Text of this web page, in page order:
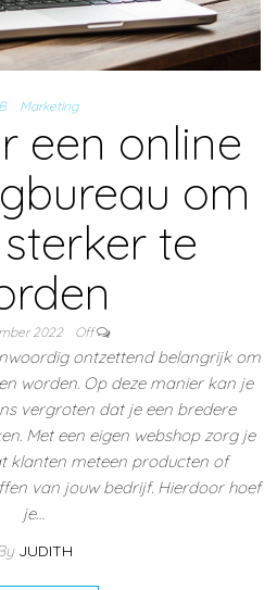
Marketing
een online
om
te
2022 Off
ontzettend belangrijk om
worden. Op deze manier kan je
vergroten dat je een bredere
Met een eigen webshop zorg je
klanten meteen producten of
van jouw bedrijf. Hierdoor hoef
je…
JUDITH